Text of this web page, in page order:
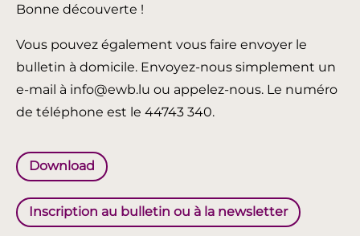
Bonne découverte !
Vous pouvez également vous faire envoyer le
bulletin à domicile. Envoyez-nous simplement un
e-mail à info@ewb.lu ou appelez-nous. Le numéro
de téléphone est le 44743 340.
Download
Inscription au bulletin ou à la newsletter